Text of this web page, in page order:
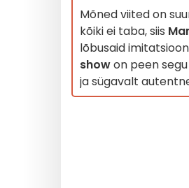
Mõned viited on
kõiki ei taba, siis
lõbusaid
showon peen segu
ja sügavalt